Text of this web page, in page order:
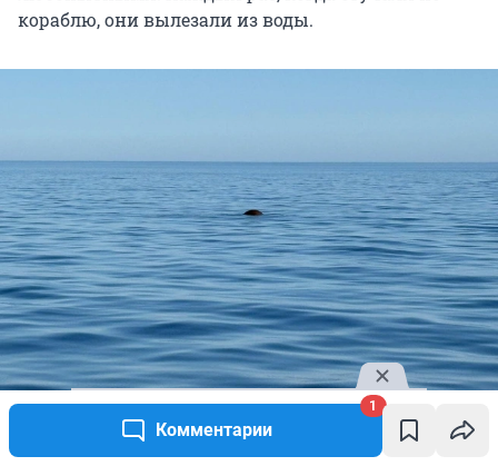
Комментарии
1
кораблю, они вылезали из воды.
Выглядывающая нерпа